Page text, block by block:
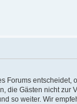
entscheidet,
Gästen nicht zur
so weiter. Wir